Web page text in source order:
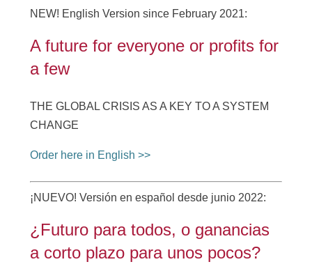
NEW! English Version since February 2021:
A future for everyone or profits for
a few
THE GLOBAL CRISIS AS A KEY TO A SYSTEM
CHANGE
Order here in English >>
¡NUEVO! Versión en español desde junio 2022:
¿Futuro para todos, o ganancias
a corto plazo para unos pocos?